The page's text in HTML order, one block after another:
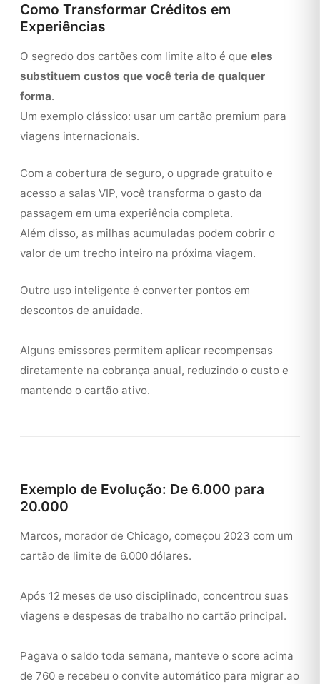
Como Transformar Créditos em
Experiências
O segredo dos cartões com limite alto é que eles
substituem custos que você teria de qualquer
forma.
Um exemplo clássico: usar um cartão premium para
viagens internacionais.
Com a cobertura de seguro, o upgrade gratuito e
acesso a salas VIP, você transforma o gasto da
passagem em uma experiência completa.
Além disso, as milhas acumuladas podem cobrir o
valor de um trecho inteiro na próxima viagem.
Outro uso inteligente é converter pontos em
descontos de anuidade.
Alguns emissores permitem aplicar recompensas
diretamente na cobrança anual, reduzindo o custo e
mantendo o cartão ativo.
Exemplo de Evolução: De 6.000 para
20.000
Marcos, morador de Chicago, começou 2023 com um
cartão de limite de 6.000 dólares.
Após 12 meses de uso disciplinado, concentrou suas
viagens e despesas de trabalho no cartão principal.
Pagava o saldo toda semana, manteve o score acima
de 760 e recebeu o convite automático para migrar ao